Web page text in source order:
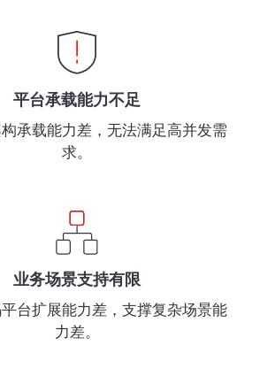
平台承载能力不足
承载能力差，无法满足高并发需
求。
业务场景支持有限
台扩展能力差，支撑复杂场景能
力差。